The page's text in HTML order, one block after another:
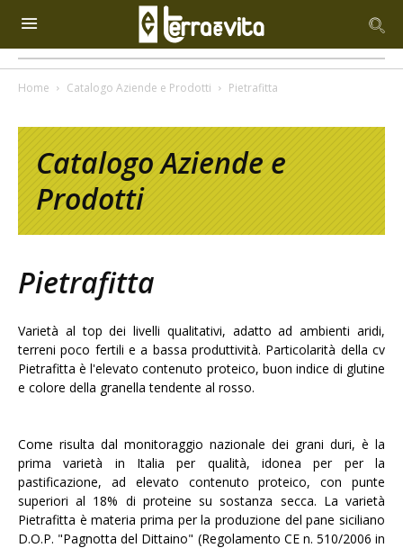
Home Catalogo Aziende e Prodotti Pietrafitta
Catalogo Aziende e
Prodotti
Pietrafitta
Varietà al top dei livelli qualitativi, adatto ad ambienti aridi,
terreni poco fertili e a bassa produttività. Particolarità della cv
Pietrafitta è l'elevato contenuto proteico, buon indice di glutine
e colore della granella tendente al rosso.
Come risulta dal monitoraggio nazionale dei grani duri, è la
prima varietà in Italia per qualità, idonea per per la
pastificazione, ad elevato contenuto proteico, con punte
superiori al 18% di proteine su sostanza secca. La varietà
Pietrafitta è materia prima per la produzione del pane siciliano
D.O.P. "Pagnotta del Dittaino" (Regolamento CE n. 510/2006 in